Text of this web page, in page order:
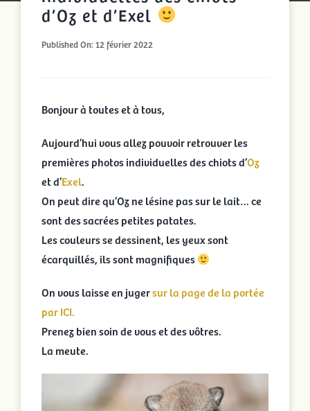
Portées en cours
Infos pratiques
d’Oz et d’Exel
Published On: 12 février 2022
Bonjour à toutes et à tous,
Aujourd’hui vous allez pouvoir retrouver les
premières photos individuelles des chiots d’Oz
et d’Exel.
On peut dire qu’Oz ne lésine pas sur le lait… ce
sont des sacrées petites patates.
Les couleurs se dessinent, les yeux sont
écarquillés, ils sont magnifiques
On vous laisse en jugersur la page de la portée
par ICI.
Prenez bien soin de vous et des vôtres.
La meute.